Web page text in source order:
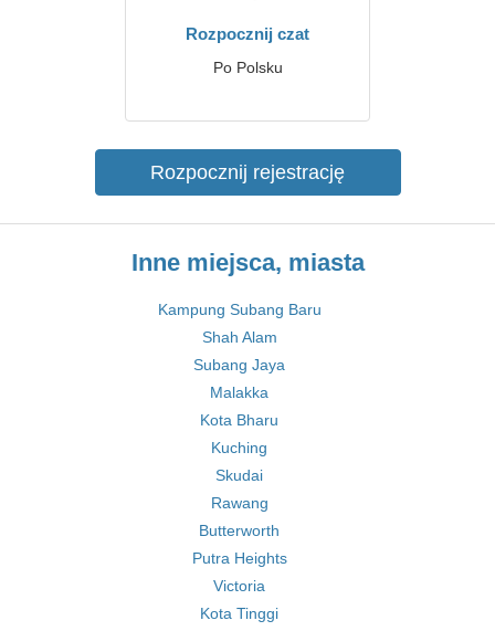
Rozpocznij czat
Po Polsku
Rozpocznij rejestrację
Inne miejsca, miasta
Kampung Subang Baru
Shah Alam
Subang Jaya
Malakka
Kota Bharu
Kuching
Skudai
Rawang
Butterworth
Putra Heights
Victoria
Kota Tinggi